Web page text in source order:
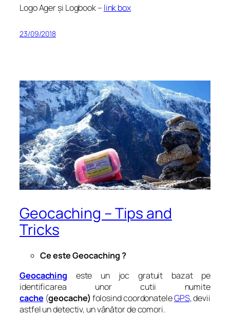
Logo Ager și Logbook – link box
23/09/2018
Geocaching – Tips and
Tricks
Ce este Geocaching ?
Geocaching este un joc gratuit bazat pe
identificarea unor cutii numite
cache (geocache) folosind coordonateleGPS, devii
astfel un detectiv, un vânător de comori.